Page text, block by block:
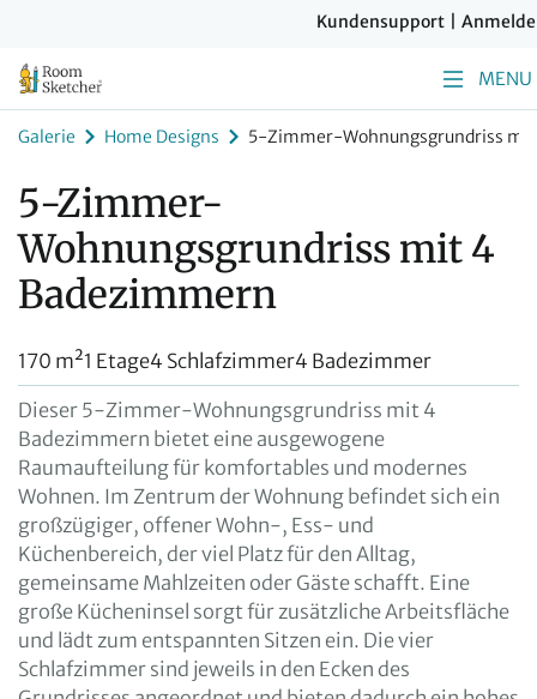
Kundensupport
MENU
Galerie Home Designs 5-Zimmer-Wohnungsgrundriss
5-Zimmer-
Wohnungsgrundriss mit 4
Badezimmern
170 m²1 Etage4 Schlafzimmer4 Badezimmer
Dieser 5-Zimmer-Wohnungsgrundriss mit 4
Badezimmern bietet eine ausgewogene
Raumaufteilung für komfortables und modernes
Wohnen. Im Zentrum der Wohnung befindet sich ein
großzügiger, offener Wohn-, Ess- und
Küchenbereich, der viel Platz für den Alltag,
gemeinsame Mahlzeiten oder Gäste schafft. Eine
große Kücheninsel sorgt für zusätzliche Arbeitsfläche
und lädt zum entspannten Sitzen ein. Die vier
Schlafzimmer sind jeweils in den Ecken des